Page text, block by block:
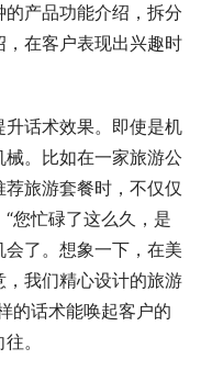
产品功能介绍，拆分
在客户表现出兴趣时
话术效果。即使是机
。比如在一家旅游公
旅游套餐时，不仅仅
您忙碌了这么久，是
了。想象一下，在美
我们精心设计的旅游
的话术能唤起客户的
。